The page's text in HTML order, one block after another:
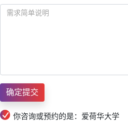
你咨询或预约的是：爱荷华大学